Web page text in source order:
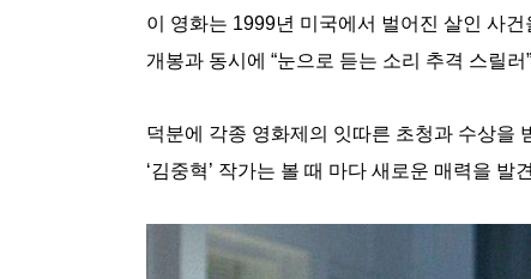
이 영화는 1999년 미국에서 벌어진 살인 사
개봉과 동시에 “눈으로 듣는 소리 추격 스릴
덕분에 각종 영화제의 잇따른 초청과 수상을
‘김중혁’ 작가는 볼 때 마다 새로운 매력을 발